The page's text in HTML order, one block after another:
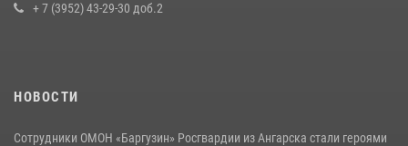
27 июля 2026, 03:38 2
+ 7 (3952) 43-29-30 доб.2
НОВОСТИ
Сотрудники ОМОН «Баргузин» Росгвардии из Ангарска стали героями